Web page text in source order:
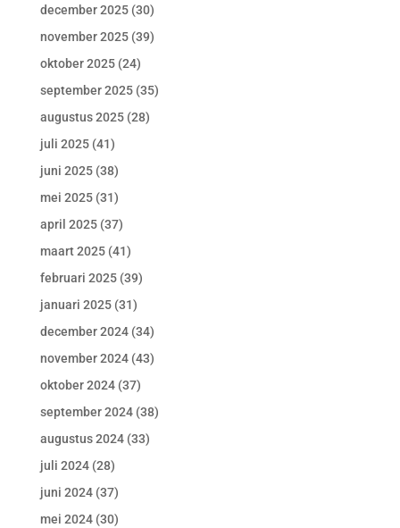
december 2025(30)
november 2025(39)
oktober 2025(24)
september 2025(35)
augustus 2025(28)
juli 2025(41)
juni 2025(38)
mei 2025(31)
april 2025(37)
maart 2025(41)
februari 2025(39)
januari 2025(31)
december 2024(34)
november 2024(43)
oktober 2024(37)
september 2024(38)
augustus 2024(33)
juli 2024(28)
juni 2024(37)
mei 2024(30)